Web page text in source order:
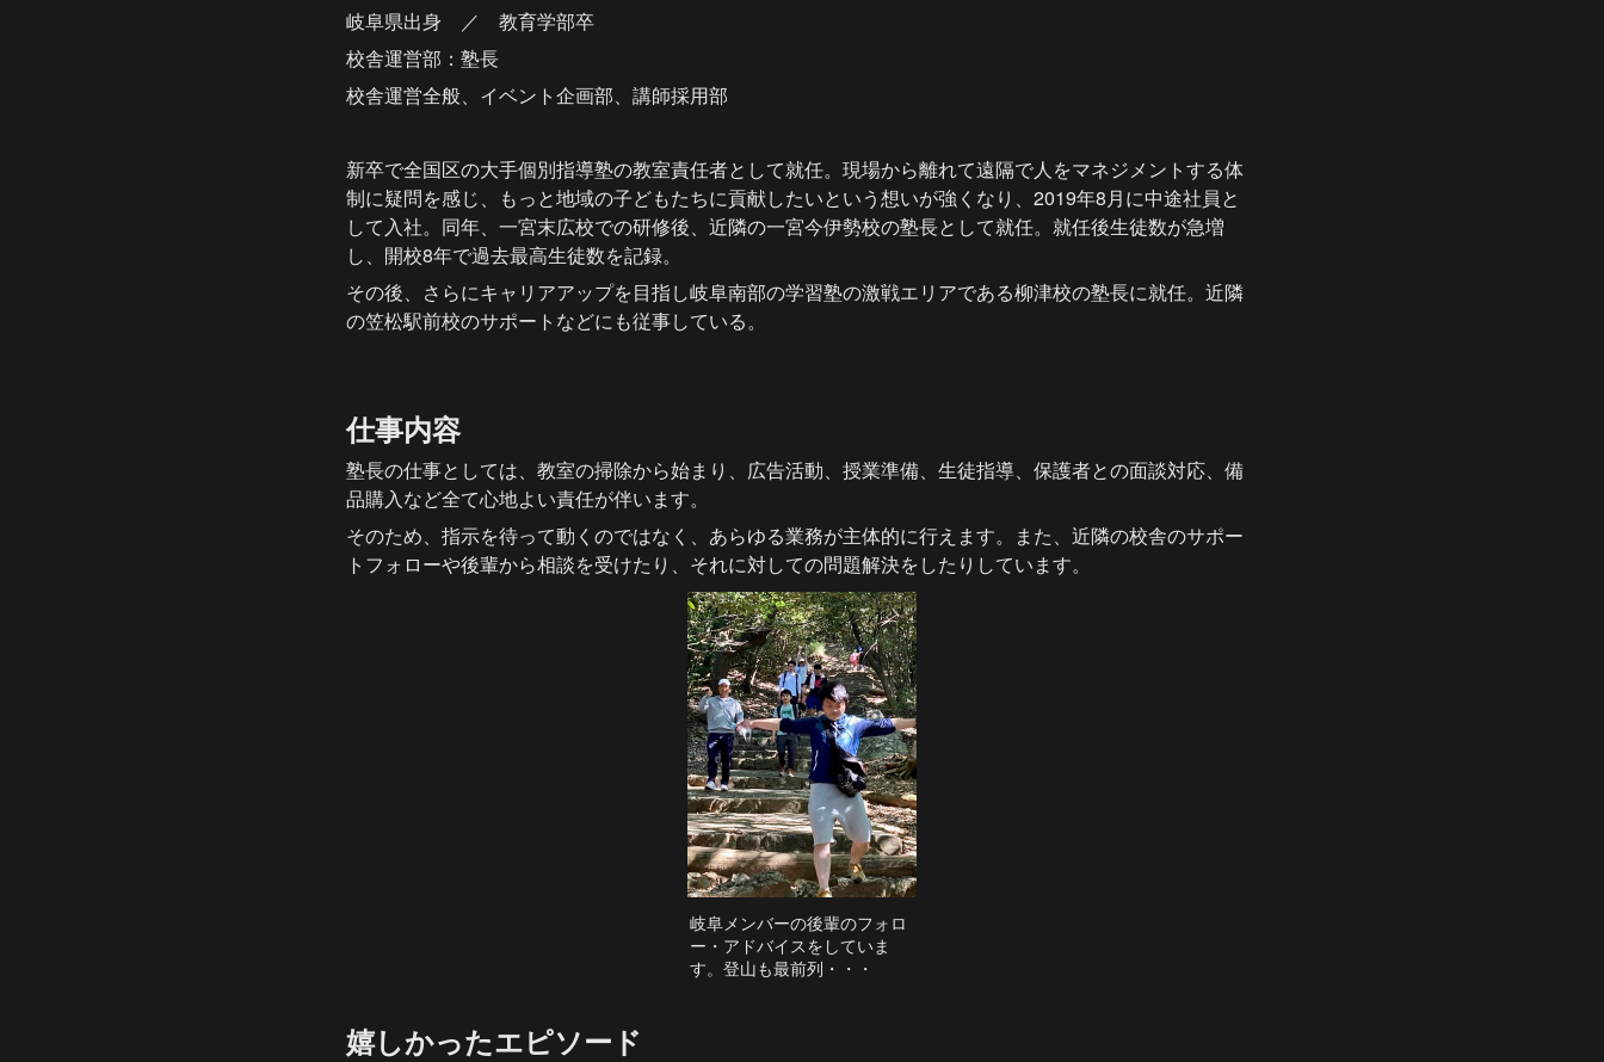
岐阜県出身　／　教育学部卒
校舎運営部：塾長
校舎運営全般、イベント企画部、講師採用部
新卒で全国区の大手個別指導塾の教室責任者として就任。現場から離れて遠隔で人をマネジメントする体
制に疑問を感じ、もっと地域の子どもたちに貢献したいという想いが強くなり、2019年8月に中途社員と
して入社。同年、一宮末広校での研修後、近隣の一宮今伊勢校の塾長として就任。就任後生徒数が急増
し、開校8年で過去最高生徒数を記録。
その後、さらにキャリアアップを目指し岐阜南部の学習塾の激戦エリアである柳津校の塾長に就任。近隣
の笠松駅前校のサポートなどにも従事している。
仕事内容
塾長の仕事としては、教室の掃除から始まり、広告活動、授業準備、生徒指導、保護者との面談対応、備
品購入など全て心地よい責任が伴います。
そのため、指示を待って動くのではなく、あらゆる業務が主体的に行えます。また、近隣の校舎のサポー
トフォローや後輩から相談を受けたり、それに対しての問題解決をしたりしています。
岐阜メンバーの後輩のフォロ
ー・アドバイスをしていま
す。登山も最前列・・・
嬉しかったエピソード